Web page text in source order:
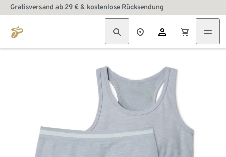
Gratisversand ab 29 € & kostenlose Rücksendung